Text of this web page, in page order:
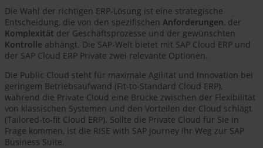
Die Wahl der richtigen ERP-Lösung ist eine strategische
Entscheidung, die von den spezifischen Anforderungen, der
Komplexität der Geschäftsprozesse und der gewünschten
Kontrolle abhängt. Die SAP-Welt bietet mit SAP Cloud ERP und
der SAP Cloud ERP Private zwei relevante Optionen.
Die Public Cloud steht für maximale Agilität und Innovation bei
geringem Betriebsaufwand (Fit-to-Standard Cloud ERP),
während die Private Cloud eine Brücke zwischen der Flexibilität
von klassischen Systemen und den Vorteilen der Cloud schlägt
(Tailored-to-fit Cloud ERP). Sollte die Private Cloud für Sie in
Frage kommen, ist die RISE with SAP Journey Ihr Weg zur SAP
Business Suite.